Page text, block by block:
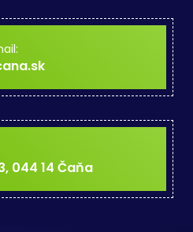
044 14 Čaňa